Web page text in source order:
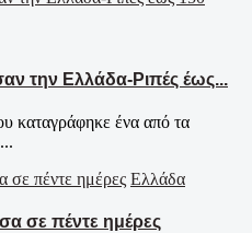
την Ελλάδα-Ριπές έως...
καταγράφηκε ένα από τα
Ελλάδα
σε πέντε ημέρες